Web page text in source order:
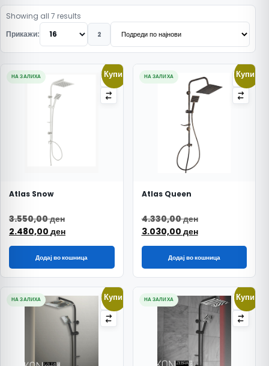
Showing all 7 results
Прикажи:
2
НА ЗАЛИХА Купи!
Atlas Snow
3.550,00денOriginal price was: 3.550,00 ден.
2.480,00 денCurrent price is: 2.480,00 ден.
Додај во кошница
НА ЗАЛИХА Купи!
Atlas Queen
4.330,00денOriginal price
3.030,00 денCurrent price
Додај во кошница
НА ЗАЛИХА Купи! НА ЗАЛИХА Купи!